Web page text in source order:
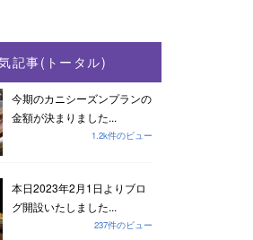
記事(トータル)
今期のカニシーズンプランの
金額が決まりました...
1.2k件のビュー
本日2023年2月1日よりブロ
グ開設いたしました...
237件のビュー